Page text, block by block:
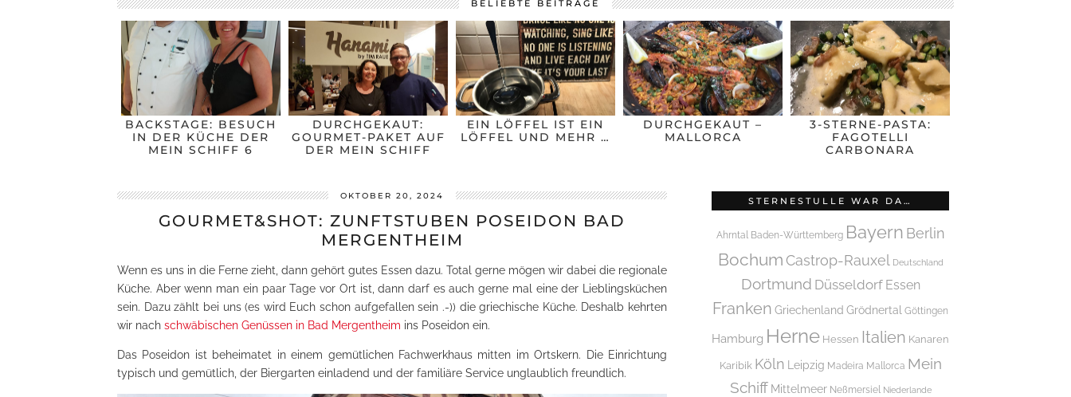
BELIEBTE BEITRÄGE
BACKSTAGE: BESUCH
IN DER KÜCHE DER
MEIN SCHIFF 6
DURCHGEKAUT:
GOURMET-PAKET AUF
DER MEIN SCHIFF
EIN LÖFFEL IST EIN
LÖFFEL UND MEHR …
DURCHGEKAUT –
MALLORCA
3-STERNE-PASTA:
FAGOTELLI
CARBONARA
OKTOBER 20, 2024
GOURMET&SHOT: ZUNFTSTUBEN POSEIDON BAD
MERGENTHEIM
Wenn es uns in die Ferne zieht, dann gehört gutes Essen dazu. Total gerne mögen wir dabei die regionale
Küche. Aber wenn man ein paar Tage vor Ort ist, dann darf es auch gerne mal eine der Lieblingsküchen
sein. Dazu zählt bei uns (es wird Euch schon aufgefallen sein .-)) die griechische Küche. Deshalb kehrten
wir nach schwäbischen Genüssen in Bad Mergentheim ins Poseidon ein.
Das Poseidon ist beheimatet in einem gemütlichen Fachwerkhaus mitten im Ortskern. Die Einrichtung
typisch und gemütlich, der Biergarten einladend und der familiäre Service unglaublich freundlich.
STERNESTULLE WAR DA…
Ahrntal Baden-Württemberg Bayern Berlin
Bochum Castrop-Rauxel Deutschland
Dortmund Düsseldorf Essen
Franken Griechenland Grödnertal Göttingen
Hamburg Herne Hessen Italien Kanaren
Karibik Köln Leipzig Madeira Mallorca Mein
Schiff Mittelmeer Neßmersiel Niederlande